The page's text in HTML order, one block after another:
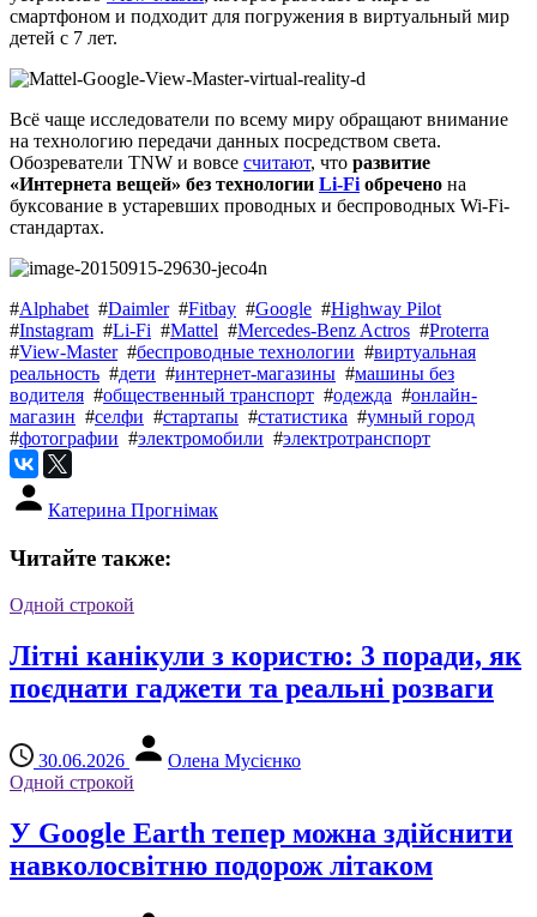
смартфоном и подходит для погружения в виртуальный мир
детей с 7 лет.
Всё чаще исследователи по всему миру обращают внимание
на технологию передачи данных посредством света.
Обозреватели TNW и вовсе считают, что развитие
«Интернета вещей» без технологии Li-Fiобречено на
буксование в устаревших проводных и беспроводных Wi-Fi-
стандартах.
#Alphabet#Daimler#Fitbay #Google #Highway Pilot
#Instagram #Li-Fi #Mattel #Mercedes-Benz Actros #Proterra
#View-Master#беспроводные технологии #виртуальная
реальность #дети #интернет-магазины #машины без
водителя #общественный транспорт #одежда #онлайн-
магазин #селфи #стартапы #статистика #умный город
#фотографии #электромобили #электротранспорт
Катерина Прогнімак
Читайте также:
Одной строкой
Літні канікули з користю: 3 поради, як
поєднати гаджети та реальні розваги
30.06.2026
Олена Мусієнко
Одной строкой
У Google Earth тепер можна здійснити
навколосвітню подорож літаком